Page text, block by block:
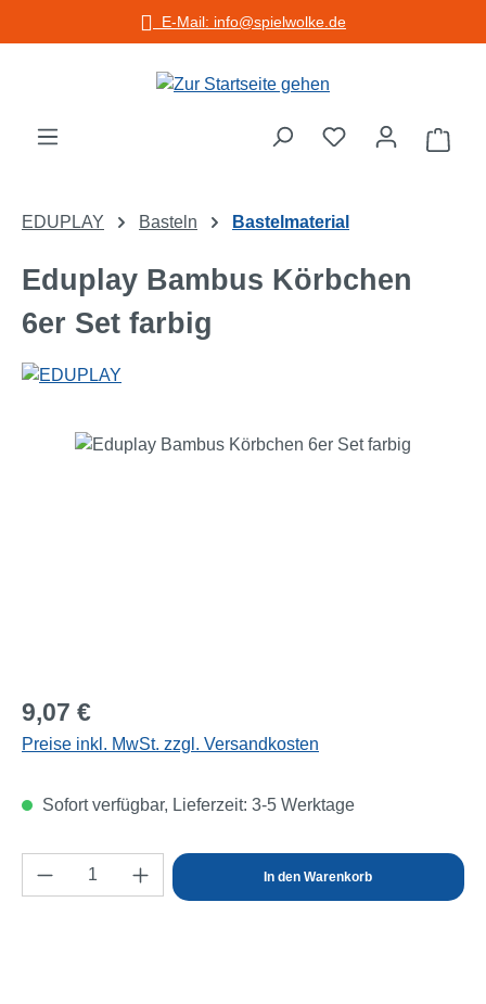
Zum Hauptinhalt springenE-Mail: info@spielwolke.de
EDUPLAY Basteln Bastelmaterial
Eduplay Bambus Körbchen
6er Set farbig
Regulärer Preis:
9,07 €
Preise inkl. MwSt. zzgl. Versandkosten
Sofort verfügbar, Lieferzeit: 3-5 Werktage
Produkt Anzahl: Gib den gewünschten
In den Warenkorb